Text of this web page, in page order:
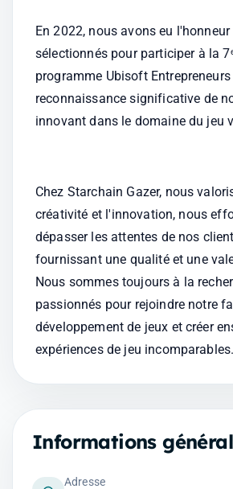
En 2022, nous avons eu l'honneur
sélectionnés pour participer à la
programme Ubisoft
reconnaissance significative de
innovant dans le domaine du jeu
Chez Starchain Gazer, nous
créativité et l'innovation, nous
dépasser les attentes de nos
fournissant une qualité et une
Nous sommes toujours à la
passionnés pour rejoindre notre
développement de jeux et créer
expériences de jeu incomparables.
Informations
Adresse